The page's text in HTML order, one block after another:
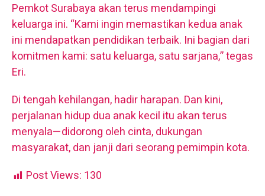
Pemkot Surabaya akan terus mendampingi
keluarga ini. “Kami ingin memastikan kedua anak
ini mendapatkan pendidikan terbaik. Ini bagian dari
komitmen kami: satu keluarga, satu sarjana,” tegas
Eri.
Di tengah kehilangan, hadir harapan. Dan kini,
perjalanan hidup dua anak kecil itu akan terus
menyala—didorong oleh cinta, dukungan
masyarakat, dan janji dari seorang pemimpin kota.
Post Views: 130